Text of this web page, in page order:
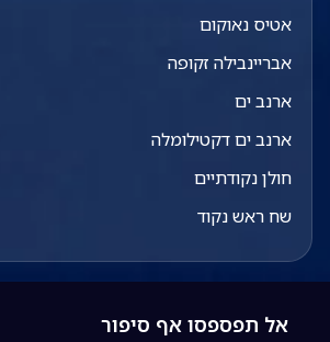
אטיס נאוקום
אבריינבילה זקופה
ארנב ים
ארנב ים דקטילומלה
חולן נקודתיים
שח ראש נקוד
אל תפספסו אף סיפור